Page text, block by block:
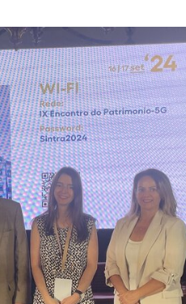
IX Encontro Ibérico de